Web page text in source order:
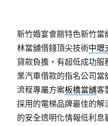
新竹婚宴會館特色新竹當
林當舖借錢頂尖技術中壢
貸款負擔，有超低成功服
業汽車借款的指名公司
流程專屬方案板橋當舖客
採用的電梯品牌最佳的解
的安全透明化情報低利